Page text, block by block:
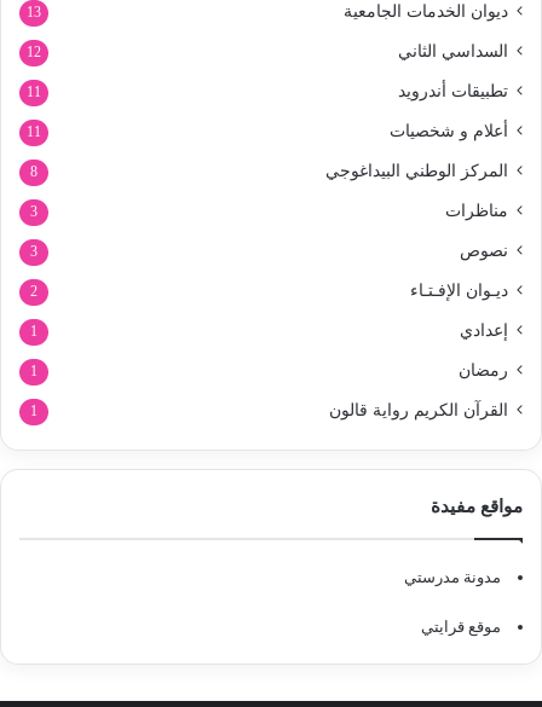
ديوان الخدمات الجامعية 13
السداسي الثاني 12
تطبيقات أندرويد 11
أعلام و شخصيات 11
المركز الوطني البيداغوجي 8
مناظرات 3
نصوص 3
ديـوان الإفـتـاء 2
إعدادي 1
رمضان 1
القرآن الكريم رواية قالون 1
مواقع مفيدة
مدونة مدرستي
موقع قرايتي